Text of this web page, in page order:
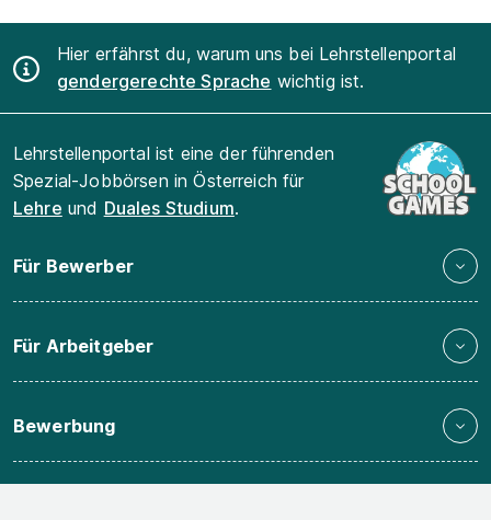
Hier erfährst du, warum uns bei Lehrstellenportal
gendergerechte Sprache wichtig ist.
Lehrstellenportal ist eine der führenden
Spezial-Jobbörsen in Österreich für
Lehre und Duales Studium.
Für Bewerber
Für Arbeitgeber
Bewerbung